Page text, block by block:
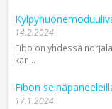
14.2.2024
Fibo on yhdessä
kan...
Fibon
17.1.2024